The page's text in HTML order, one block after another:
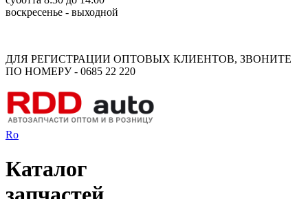
воскресенье - выходной
ДЛЯ РЕГИСТРАЦИИ ОПТОВЫХ КЛИЕНТОВ, ЗВОНИТЕ
ПО НОМЕРУ - 0685 22 220
Ro
Каталог
запчастей